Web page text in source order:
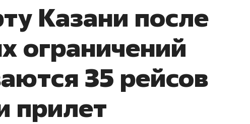
Казани после
ограничений
35 рейсов
прилет